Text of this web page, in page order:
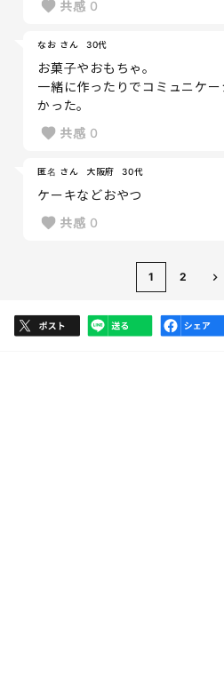
共感 0
なお さん 30代
お菓子やおもちゃ。
一緒に作ったりでコミュニケ
かった。
共感 0
匿名 さん 大阪府 30代
ケーキなどおやつ
共感 0
1 2